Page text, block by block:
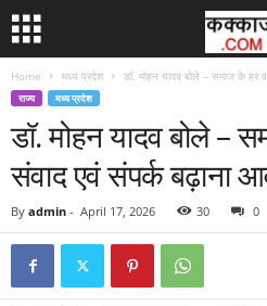
Home मध्य प्रदेश डॉ. मोहन यादव बोले – समाज के हर
राज्य मध्य प्रदेश
डॉ. मोहन यादव बोले –
संवाद एवं संपर्क बढ़ाना
By admin - April 17, 2026 30 0